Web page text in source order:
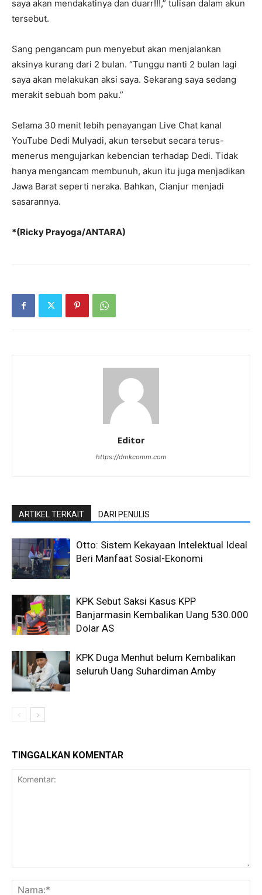
saya akan mendakatinya dan duarr!!!,” tulisan dalam akun
tersebut.
Sang pengancam pun menyebut akan menjalankan
aksinya kurang dari 2 bulan. “Tunggu nanti 2 bulan lagi
saya akan melakukan aksi saya. Sekarang saya sedang
merakit sebuah bom paku.”
Selama 30 menit lebih penayangan Live Chat kanal
YouTube Dedi Mulyadi, akun tersebut secara terus-
menerus mengujarkan kebencian terhadap Dedi. Tidak
hanya mengancam membunuh, akun itu juga menjadikan
Jawa Barat seperti neraka. Bahkan, Cianjur menjadi
sasarannya.
*(Ricky Prayoga/ANTARA)
Editor
https://dmkcomm.com
ARTIKEL TERKAIT DARI PENULIS
Otto: Sistem Kekayaan Intelektual Ideal
Beri Manfaat Sosial-Ekonomi
KPK Sebut Saksi Kasus KPP
Banjarmasin Kembalikan Uang 530.000
Dolar AS
KPK Duga Menhut belum Kembalikan
seluruh Uang Suhardiman Amby
TINGGALKAN KOMENTAR